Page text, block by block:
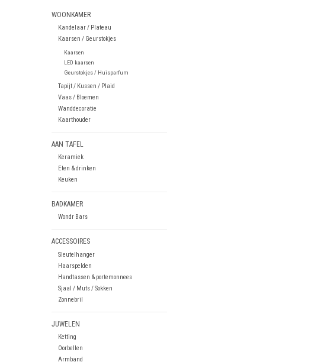
WOONKAMER
Kandelaar / Plateau
Kaarsen / Geurstokjes
Kaarsen
LED kaarsen
Geurstokjes / Huisparfum
Tapijt / Kussen / Plaid
Vaas / Bloemen
Wanddecoratie
Kaarthouder
AAN TAFEL
Keramiek
Eten & drinken
Keuken
BADKAMER
Wondr Bars
ACCESSOIRES
Sleutelhanger
Haarspelden
Handtassen & portemonnees
Sjaal / Muts / Sokken
Zonnebril
JUWELEN
Ketting
Oorbellen
Armband